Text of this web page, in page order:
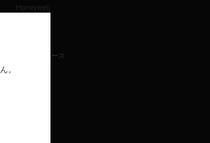
Honeywell
プレスリリース
。